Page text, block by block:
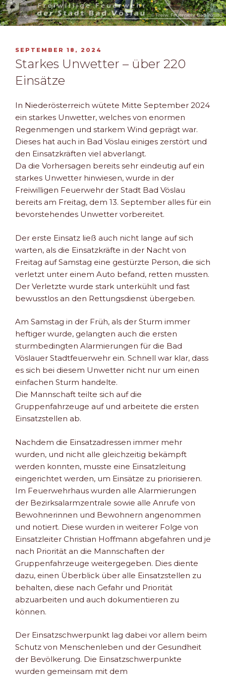
VERÖFFENTLICHT
AM
SEPTEMBER 18, 2024
Starkes Unwetter – über 220
Einsätze
In Niederösterreich wütete Mitte September 2024
ein starkes Unwetter, welches von enormen
Regenmengen und starkem Wind geprägt war.
Dieses hat auch in Bad Vöslau einiges zerstört und
den Einsatzkräften viel abverlangt.
Da die Vorhersagen bereits sehr eindeutig auf ein
starkes Unwetter hinwiesen, wurde in der
Freiwilligen Feuerwehr der Stadt Bad Vöslau
bereits am Freitag, dem 13. September alles für ein
bevorstehendes Unwetter vorbereitet.
Der erste Einsatz ließ auch nicht lange auf sich
warten, als die Einsatzkräfte in der Nacht von
Freitag auf Samstag eine gestürzte Person, die sich
verletzt unter einem Auto befand, retten mussten.
Der Verletzte wurde stark unterkühlt und fast
bewusstlos an den Rettungsdienst übergeben.
Am Samstag in der Früh, als der Sturm immer
heftiger wurde, gelangten auch die ersten
sturmbedingten Alarmierungen für die Bad
Vöslauer Stadtfeuerwehr ein. Schnell war klar, dass
es sich bei diesem Unwetter nicht nur um einen
einfachen Sturm handelte.
Die Mannschaft teilte sich auf die
Gruppenfahrzeuge auf und arbeitete die ersten
Einsatzstellen ab.
Nachdem die Einsatzadressen immer mehr
wurden, und nicht alle gleichzeitig bekämpft
werden konnten, musste eine Einsatzleitung
eingerichtet werden, um Einsätze zu priorisieren.
Im Feuerwehrhaus wurden alle Alarmierungen
der Bezirksalarmzentrale sowie alle Anrufe von
Bewohnerinnen und Bewohnern angenommen
und notiert. Diese wurden in weiterer Folge von
Einsatzleiter Christian Hoffmann abgefahren und je
nach Priorität an die Mannschaften der
Gruppenfahrzeuge weitergegeben. Dies diente
dazu, einen Überblick über alle Einsatzstellen zu
behalten, diese nach Gefahr und Priorität
abzuarbeiten und auch dokumentieren zu
können.
Der Einsatzschwerpunkt lag dabei vor allem beim
Schutz von Menschenleben und der Gesundheit
der Bevölkerung. Die Einsatzschwerpunkte
wurden gemeinsam mit dem